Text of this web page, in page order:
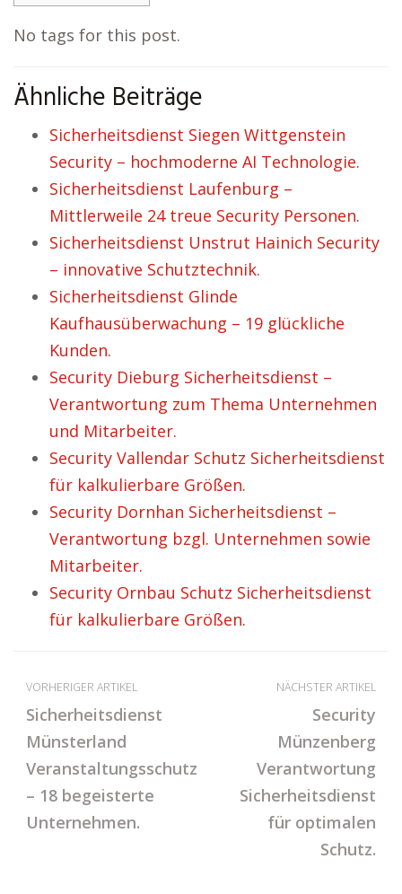
No tags for this post.
Ähnliche Beiträge
Sicherheitsdienst Siegen Wittgenstein
Security – hochmoderne AI Technologie.
Sicherheitsdienst Laufenburg –
Mittlerweile 24 treue Security Personen.
Sicherheitsdienst Unstrut Hainich Security
– innovative Schutztechnik.
Sicherheitsdienst Glinde
Kaufhausüberwachung – 19 glückliche
Kunden.
Security Dieburg Sicherheitsdienst –
Verantwortung zum Thema Unternehmen
und Mitarbeiter.
Security Vallendar Schutz Sicherheitsdienst
für kalkulierbare Größen.
Security Dornhan Sicherheitsdienst –
Verantwortung bzgl. Unternehmen sowie
Mitarbeiter.
Security Ornbau Schutz Sicherheitsdienst
für kalkulierbare Größen.
VORHERIGER ARTIKEL
Sicherheitsdienst
Münsterland
Veranstaltungsschutz
– 18 begeisterte
Unternehmen.
NÄCHSTER ARTIKEL
Security
Münzenberg
Verantwortung
Sicherheitsdienst
für optimalen
Schutz.